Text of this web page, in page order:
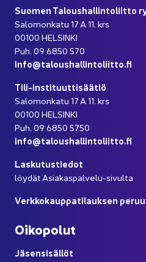
Suo­men Ta­lous­hal­lin­to­liit­to
Sa­lo­mon­ka­tu 17 A 11. krs
00100 HEL­SIN­KI
Puh. 09 6850 570
info@ta­lous­hal­lin­to­liit­to.fi
Tili-​instituuttisäätiö
Sa­lo­mon­ka­tu 17 A 11. krs
00100 HEL­SIN­KI
Puh. 09 6850 5750
info@ta­lous­hal­lin­to­liit­to.fi
Las­ku­tus­tie­dot
löy­dät Asiakaspalvelu-​sivulta
Verk­ko­kaup­pa­ti­lauk­sen
Oi­ko­po­lut
Jä­sen­si­säl­löt